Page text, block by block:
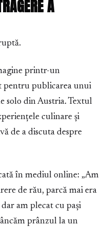
A
printr-un
pentru publicarea unui
solo din Austria. Textul
culinare și
de a discuta despre
în mediul online: „Am
de rău, parcă mai era
am plecat cu pași
prânzul la un